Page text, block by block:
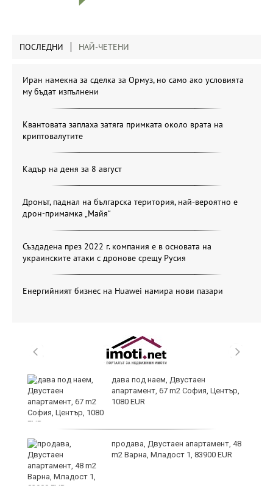
ПОСЛЕДНИ НАЙ-ЧЕТЕНИ
Иран намекна за сделка за Ормуз, но само ако условията
му бъдат изпълнени
Квантовата заплаха затяга примката около врата на
криптовалутите
Кадър на деня за 8 август
Дронът, паднал на българска територия, най-вероятно е
дрон-примамка „Майя“
Създадена през 2022 г. компания е в основата на
украинските атаки с дронове срещу Русия
Енергийният бизнес на Huawei намира нови пазари
дава под наем, Двустаен
апартамент, 67 m2 София, Център,
1080 EUR
продава, Двустаен апартамент, 48
m2 Варна, Младост 1, 83900 EUR